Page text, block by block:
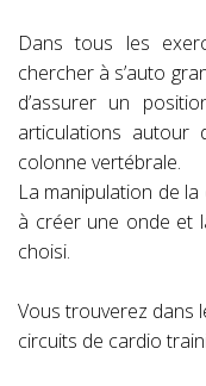
Dans tous les
chercher à s’auto
d’assurer un
articulations autour
colonne vertébrale.
La manipulation de
à créer une onde et
choisi.
Vous trouverez dans
circuits de cardio